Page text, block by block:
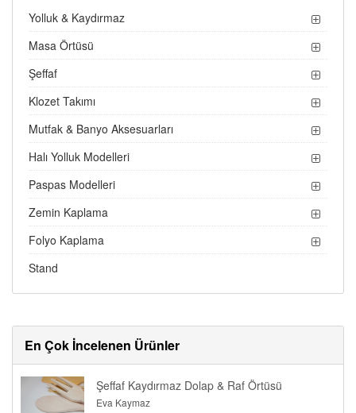
Yolluk & Kaydırmaz
Masa Örtüsü
Şeffaf
Klozet Takımı
Mutfak & Banyo Aksesuarları
Halı Yolluk Modelleri
Paspas Modelleri
Zemin Kaplama
Folyo Kaplama
Stand
En Çok İncelenen Ürünler
Şeffaf Kaydırmaz Dolap & Raf Örtüsü
Eva Kaymaz